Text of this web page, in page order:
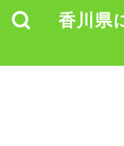
香川県